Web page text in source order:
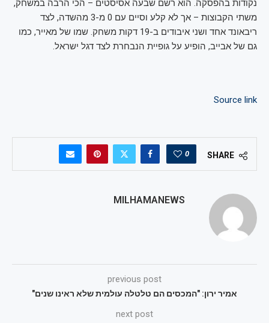
נקודות בהפסקה. הוא רשם שבעה אסיסטים – הכי הרבה במשחק,
משתי הקבוצות – אך לא קלע וסיים עם 0 מ-3 מהשדה, לצד
ריבאונד אחד ושני איבודים ב-19 דקות משחק. שמו של מאייר, כמו
גם של אבייב, הופיע על גופיית הנבחרת לצד דגל ישראל.
Source link
SHARE
0
MILHAMANEWS
previous post
אמיר ירון: "המכסים הם טלטלה עולמית שלא ראינו שנים"
next post